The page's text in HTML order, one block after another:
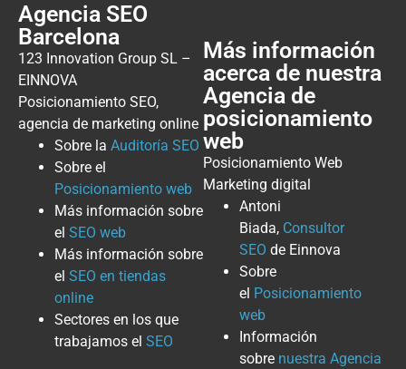
Agencia SEO
Barcelona
123 Innovation Group SL –
EINNOVA
Posicionamiento SEO,
agencia de marketing online
Sobre la Auditoría SEO
Sobre el
Posicionamiento web
Más información sobre
el SEO web
Más información sobre
el SEO en tiendas
online
Sectores en los que
trabajamos el SEO
Más información
acerca de nuestra
Agencia de
posicionamiento
web
Posicionamiento Web
Marketing digital
Antoni
Biada, Consultor
SEO de Einnova
Sobre
el Posicionamiento
web
Información
sobre nuestra Agencia